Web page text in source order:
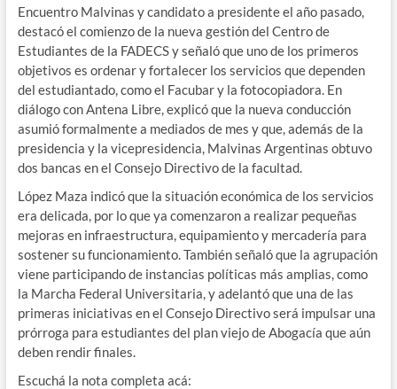
Encuentro Malvinas y candidato a presidente el año pasado,
destacó el comienzo de la nueva gestión del Centro de
Estudiantes de la FADECS y señaló que uno de los primeros
objetivos es ordenar y fortalecer los servicios que dependen
del estudiantado, como el Facubar y la fotocopiadora. En
diálogo con Antena Libre, explicó que la nueva conducción
asumió formalmente a mediados de mes y que, además de la
presidencia y la vicepresidencia, Malvinas Argentinas obtuvo
dos bancas en el Consejo Directivo de la facultad.
López Maza indicó que la situación económica de los servicios
era delicada, por lo que ya comenzaron a realizar pequeñas
mejoras en infraestructura, equipamiento y mercadería para
sostener su funcionamiento. También señaló que la agrupación
viene participando de instancias políticas más amplias, como
la Marcha Federal Universitaria, y adelantó que una de las
primeras iniciativas en el Consejo Directivo será impulsar una
prórroga para estudiantes del plan viejo de Abogacía que aún
deben rendir finales.
Escuchá la nota completa acá: